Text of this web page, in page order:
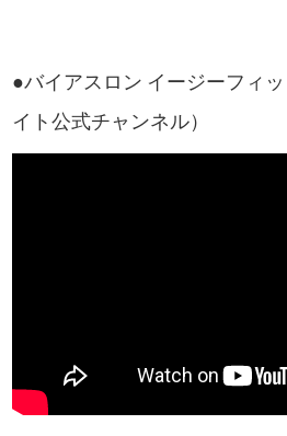
●バイアスロン イージーフィ
イト公式チャンネル）